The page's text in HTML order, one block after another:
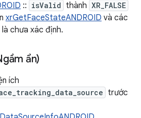
:: isValid thành XR_FALSE
xrGetFaceStateANDROID và các
chưa xác định.
ẩn)
ích
trước